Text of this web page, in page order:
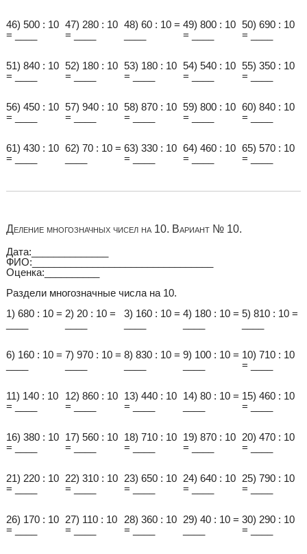
46) 500 : 10
= ____
47) 280 : 10
= ____
48) 60 : 10 = 49) 800 : 10
= ____
50) 690 : 10
= ____
51) 840 : 10
= ____
52) 180 : 10
= ____
53) 180 : 10
= ____
54) 540 : 10
= ____
55) 350 : 10
= ____
56) 450 : 10
= ____
57) 940 : 10
= ____
58) 870 : 10
= ____
59) 800 : 10
= ____
60) 840 : 10
= ____
61) 430 : 10
= ____
62) 70 : 10 = 63) 330 : 10
= ____
64) 460 : 10
= ____
65) 570 : 10
= ____
Деление многозначных чисел на 10. Вариант № 10.
Дата:______________
ФИО:_________________________________
Оценка:__________
Раздели многозначные числа на 10.
1) 680 : 10 = 2) 20 : 10 =
3) 160 : 10 = 4) 180 : 10 = 5) 810 : 10 =
6) 160 : 10 = 7) 970 : 10 = 8) 830 : 10 = 9) 100 : 10 = 10) 710 : 10
= ____
11) 140 : 10
= ____
12) 860 : 10
= ____
13) 440 : 10
= ____
14) 80 : 10 = 15) 460 : 10
= ____
16) 380 : 10
= ____
17) 560 : 10
= ____
18) 710 : 10
= ____
19) 870 : 10
= ____
20) 470 : 10
= ____
21) 220 : 10
= ____
22) 310 : 10
= ____
23) 650 : 10
= ____
24) 640 : 10
= ____
25) 790 : 10
= ____
26) 170 : 10
= ____
27) 110 : 10
= ____
28) 360 : 10
= ____
29) 40 : 10 = 30) 290 : 10
= ____